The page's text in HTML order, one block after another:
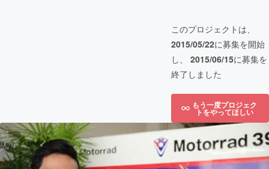
このプロジェクトは、
2015/05/22に募集を開始
し、 2015/06/15に募集を
終了しました
もう一度プロジェク
トをやってほしい